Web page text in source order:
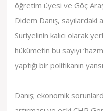
öğretim üyesi ve Göç
Didem Danış, sayılardaki
Suriyelinin kalıcı olarak
hükümetin bu sayıyı
yaptığı bir politikanın
Danış; ekonomik